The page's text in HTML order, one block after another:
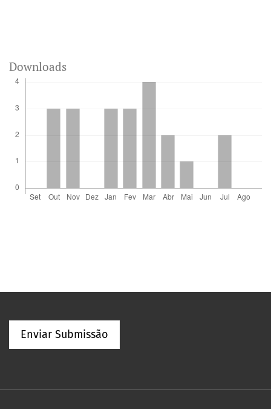
Downloads
Enviar Submissão